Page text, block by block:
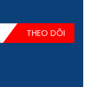
THEO DÕI